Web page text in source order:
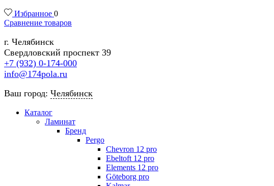
Избранное 0
Сравнение товаров
г. Челябинск
Свердловский проспект 39
+7 (932) 0-174-000
info@174pola.ru
Ваш город: Челябинск
Каталог
Ламинат
Бренд
Pergo
Chevron 12 pro
Ebeltoft 12 pro
Elements 12 pro
Göteborg pro